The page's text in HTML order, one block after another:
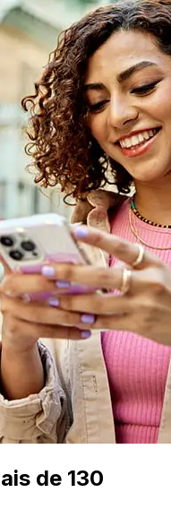
de 130